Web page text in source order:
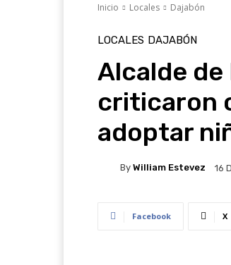
Inicio Locales Dajabón
LOCALES DAJABÓN
Alcalde
criticaron
adoptar
By William Estevez 16
Facebook X